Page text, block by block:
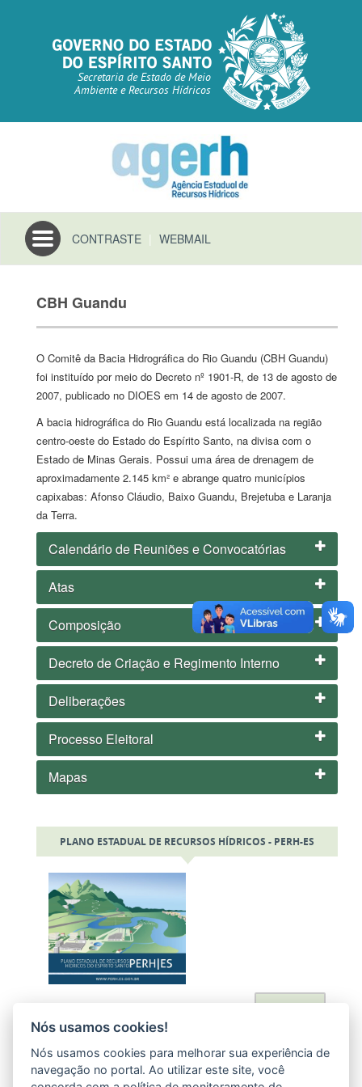
Secretaria de Estado de Meio
Ambiente e Recursos Hídricos
Toggle
navigation
CONTRASTE | WEBMAIL
CBH Guandu
O Comitê da Bacia Hidrográfica do Rio Guandu (CBH Guandu)
foi instituído por meio do Decreto nº 1901-R, de 13 de agosto de
2007, publicado no DIOES em 14 de agosto de 2007.
A bacia hidrográfica do Rio Guandu está localizada na região
centro-oeste do Estado do Espírito Santo, na divisa com o
Estado de Minas Gerais. Possui uma área de drenagem de
aproximadamente 2.145 km² e abrange quatro municípios
capixabas: Afonso Cláudio, Baixo Guandu, Brejetuba e Laranja
da Terra.
Calendário de Reuniões e Convocatórias
Atas
Composição
Decreto de Criação e Regimento Interno
Deliberações
Processo Eleitoral
Mapas
PLANO ESTADUAL DE RECURSOS HÍDRICOS - PERH-ES
Acessar
Nós usamos cookies!
Nós usamos cookies para melhorar sua experiência de
navegação no portal. Ao utilizar este site, você